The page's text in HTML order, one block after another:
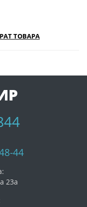
ТОВАРА
44
23а